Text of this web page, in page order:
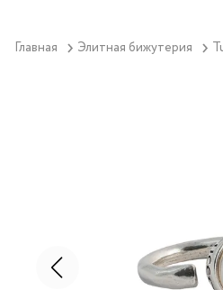
Главная Элитная бижутерия